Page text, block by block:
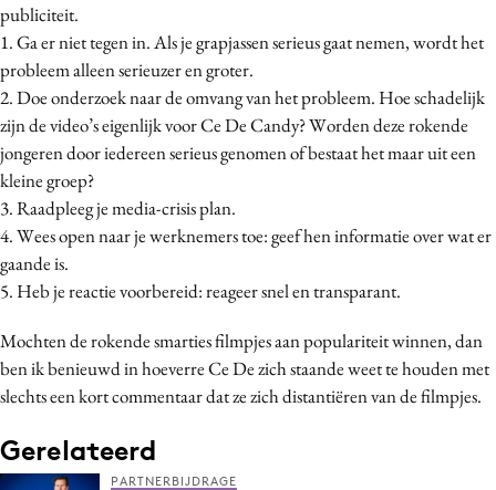
publiciteit.
1. Ga er niet tegen in. Als je grapjassen serieus gaat nemen, wordt het
probleem alleen serieuzer en groter.
2. Doe onderzoek naar de omvang van het probleem. Hoe schadelijk
zijn de video’s eigenlijk voor Ce De Candy? Worden deze rokende
jongeren door iedereen serieus genomen of bestaat het maar uit een
kleine groep?
3. Raadpleeg je media-crisis plan.
4. Wees open naar je werknemers toe: geef hen informatie over wat er
gaande is.
5. Heb je reactie voorbereid: reageer snel en transparant.
Mochten de rokende smarties filmpjes aan populariteit winnen, dan
ben ik benieuwd in hoeverre Ce De zich staande weet te houden met
slechts een kort commentaar dat ze zich distantiëren van de filmpjes.
Gerelateerd
PARTNERBIJDRAGE